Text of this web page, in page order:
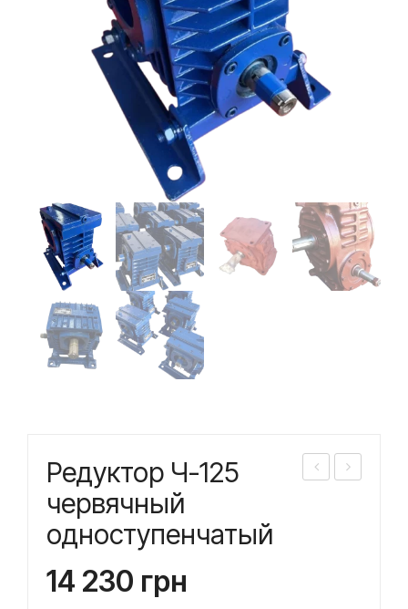
Редуктор Ч-125
червячный
одноступенчатый
14 230 грн